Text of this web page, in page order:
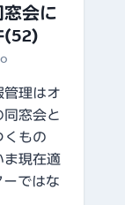
会に
(52)
管理はオ
窓会と
くもの
ま現在適
ではな